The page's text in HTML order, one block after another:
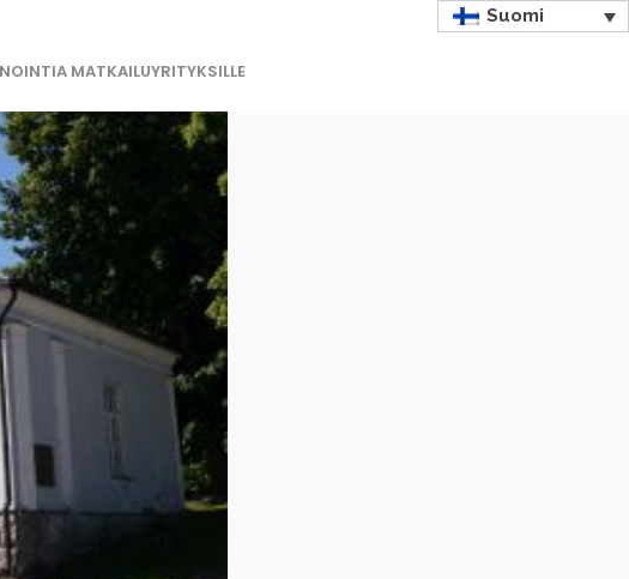
MATKAILUYRITYKSILLE
Suomi